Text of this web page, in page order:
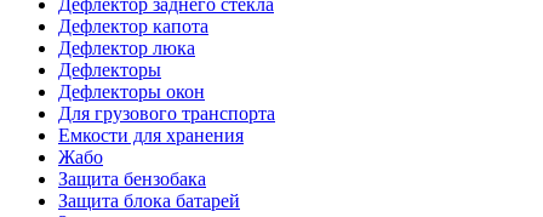
Дефлектор заднего стекла
Дефлектор капота
Дефлектор люка
Дефлекторы
Дефлекторы окон
Для грузового транспорта
Емкости для хранения
Жабо
Защита бензобака
Защита блока батарей